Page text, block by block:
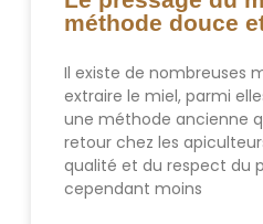
méthode douce
Il existe de nombreuses
extraire le miel, parmi
une méthode ancienne
retour chez les
qualité et du respect du
cependant moins